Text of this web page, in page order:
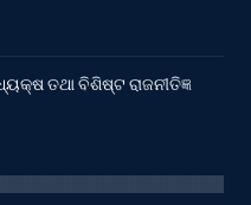
ତଥା ବିଶିଷ୍ଟ ରାଜନୀତିଜ୍ଞ